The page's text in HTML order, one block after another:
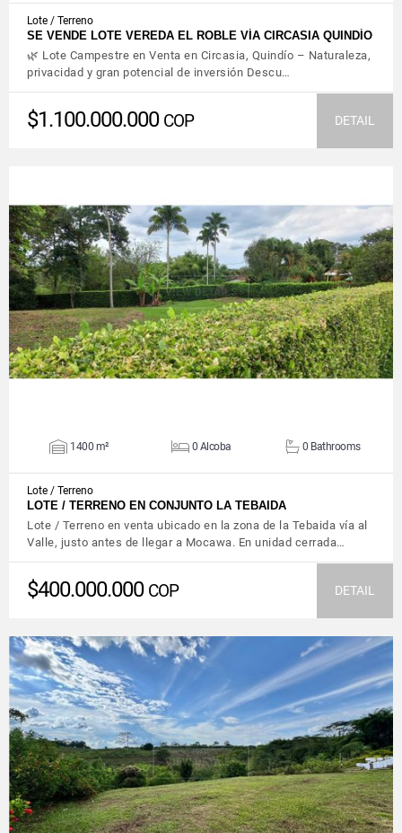
Lote / Terreno
SE VENDE LOTE VEREDA EL ROBLE VÍA CIRCASIA QUINDÍO
🌿 Lote Campestre en Venta en Circasia, Quindío – Naturaleza,
privacidad y gran potencial de inversión Descu…
$1.100.000.000 COP DETAIL
VIEW DETAILS
1400 m² 0 Alcoba 0 Bathrooms
Lote / Terreno
LOTE / TERRENO EN CONJUNTO LA TEBAIDA
Lote / Terreno en venta ubicado en la zona de la Tebaida vía al
Valle, justo antes de llegar a Mocawa. En unidad cerrada…
$400.000.000 COP DETAIL
VIEW DETAILS